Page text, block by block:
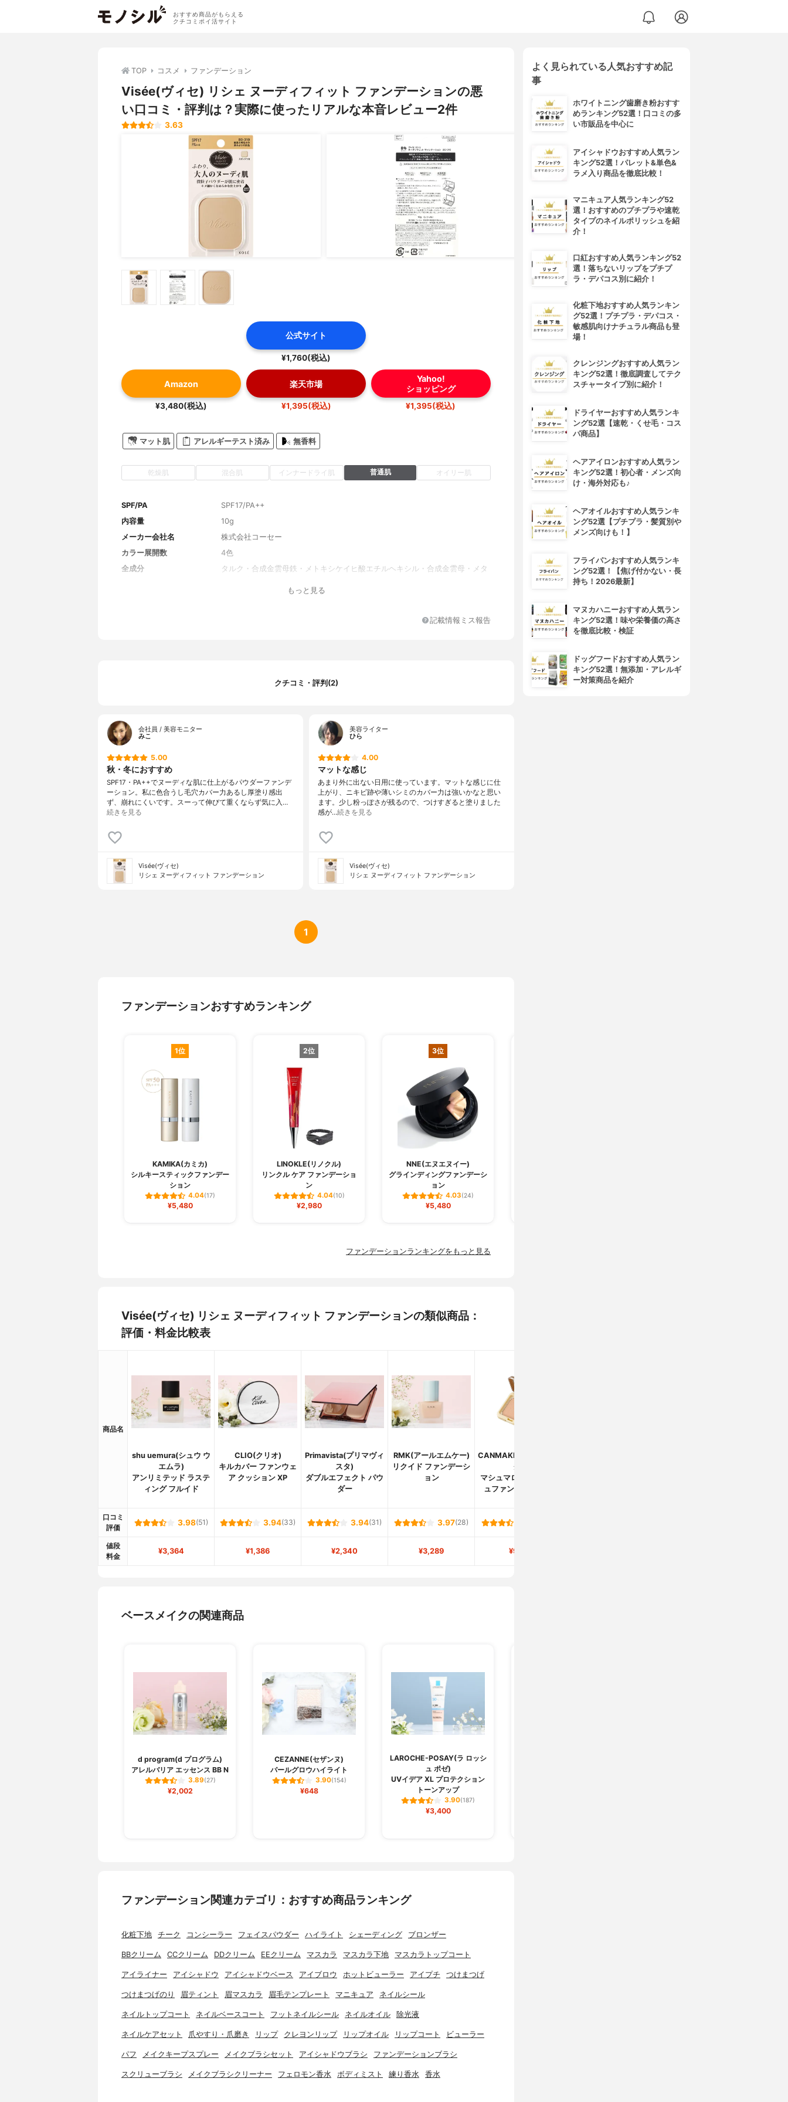
おすすめ商品がもらえる
クチコミポイ活サイト
TOP コスメ ファンデーション
Visée(ヴィセ) リシェ ヌーディフィット ファンデーションの悪
い口コミ・評判は？実際に使ったリアルな本音レビュー2件
3.63
公式サイト
¥1,760(税込)
Amazon
¥3,480(税込)
楽天市場
¥1,395(税込)
Yahoo!
ショッピング
¥1,395(税込)
マット肌 アレルギーテスト済み 無香料
乾燥肌 混合肌 インナードライ肌 普通肌 オイリー肌
SPF/PA
SPF17/PA++
内容量
10g
メーカー会社名
株式会社コーセー
カラー展開数
4色
全成分
タルク・合成金雲母鉄・メトキシケイヒ酸エチルヘキシル・合成金雲母・メタ
リエチレン・合成ワックス・トコフェロール・ヒアルロン酸Na・モモ葉エキ
トリエトキシシラン・シリカ・ジメチコノール・スクワラン・トリエチルヘキ
もっと見る
記載情報ミス報告
クチコミ・評判(2)
会社員 / 美容モニター
みこ
5.00
秋・冬におすすめ
SPF17・PA++でヌーディな肌に仕上がるパウダーファンデ
ーション。私に色合うし毛穴カバー力あるし厚塗り感出
ず、崩れにくいです。スーって伸びて重くならず気に入…
続きを見る
Visée(ヴィセ)
リシェ ヌーディフィット ファンデーション
美容ライター
ひら
4.00
マットな感じ
あまり外に出ない日用に使っています。マットな感じに仕
上がり、ニキビ跡や薄いシミのカバー力は強いかなと思い
ます。少し粉っぽさが残るので、つけすぎると塗りました
感が…続きを見る
Visée(ヴィセ)
リシェ ヌーディフィット ファンデーション
1
ファンデーションおすすめランキング
1位
KAMIKA(カミカ)
シルキースティックファンデー
ション
4.04(17)
¥5,480
2位
LINOKLE(リノクル)
リンクル ケア ファンデーショ
ン
4.04(10)
¥2,980
3位
NNE(エヌエヌイー)
グラインディングファンデーシ
ョン
4.03(24)
¥5,480
ファンデーションランキングをもっと見る
Visée(ヴィセ) リシェ ヌーディフィット ファンデーションの類似商品：
評価・料金比較表
商品名
shu uemura(シュウ ウ
エムラ)
アンリミテッド ラステ
ィング フルイド
CLIO(クリオ)
キルカバー ファンウェ
ア クッション XP
Primavista(プリマヴィ
スタ)
ダブルエフェクト パウ
ダー
RMK(アールエムケー)
リクイド ファンデーシ
ョン
CANMAKE(キャンメイ
ク)
マシュマロフィニッシ
ュファンデーション
口コミ
評価
3.98(51) 3.94(33) 3.94(31) 3.97(28)
値段
料金
¥3,364 ¥1,386 ¥2,340 ¥3,289 ¥926
ベースメイクの関連商品
d program(d プログラム)
アレルバリア エッセンス BB N
3.89(27)
¥2,002
CEZANNE(セザンヌ)
パールグロウハイライト
3.90(154)
¥648
LAROCHE-POSAY(ラ ロッシ
ュ ポゼ)
UVイデア XL プロテクション
トーンアップ
3.90(187)
¥3,400
ファンデーション関連カテゴリ：おすすめ商品ランキング
化粧下地 チーク コンシーラー フェイスパウダー ハイライト シェーディング ブロンザー
BBクリーム CCクリーム DDクリーム EEクリーム マスカラ マスカラ下地 マスカラトップコート
アイライナー アイシャドウ アイシャドウベース アイブロウ ホットビューラー アイプチ つけまつげ
つけまつげのり 眉ティント 眉マスカラ 眉毛テンプレート マニキュア ネイルシール
ネイルトップコート ネイルベースコート フットネイルシール ネイルオイル 除光液
ネイルケアセット 爪やすり・爪磨き リップ クレヨンリップ リップオイル リップコート ビューラー
パフ メイクキープスプレー メイクブラシセット アイシャドウブラシ ファンデーションブラシ
スクリューブラシ メイクブラシクリーナー フェロモン香水 ボディミスト 練り香水 香水
よく見られている人気おすすめ記
事
ホワイトニング歯磨き粉おすす
めランキング52選！口コミの多
い市販品を中心に
アイシャドウおすすめ人気ラン
キング52選！パレット&単色&
ラメ入り商品を徹底比較！
マニキュア人気ランキング52
選！おすすめのプチプラや速乾
タイプのネイルポリッシュを紹
介！
口紅おすすめ人気ランキング52
選！落ちないリップをプチプ
ラ・デパコス別に紹介！
化粧下地おすすめ人気ランキン
グ52選！プチプラ・デパコス・
敏感肌向けナチュラル商品も登
場！
クレンジングおすすめ人気ラン
キング52選！徹底調査してテク
スチャータイプ別に紹介！
ドライヤーおすすめ人気ランキ
ング52選【速乾・くせ毛・コス
パ商品】
ヘアアイロンおすすめ人気ラン
キング52選！初心者・メンズ向
け・海外対応も♪
ヘアオイルおすすめ人気ランキ
ング52選【プチプラ・髪質別や
メンズ向けも！】
フライパンおすすめ人気ランキ
ング52選！【焦げ付かない・長
持ち！2026最新】
マヌカハニーおすすめ人気ラン
キング52選！味や栄養価の高さ
を徹底比較・検証
ドッグフードおすすめ人気ラン
キング52選！無添加・アレルギ
ー対策商品を紹介